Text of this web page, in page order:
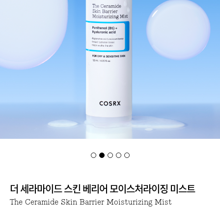
더 세라마이드 스킨 베리어 모이스처라이징 미스트
The Ceramide Skin Barrier Moisturizing Mist